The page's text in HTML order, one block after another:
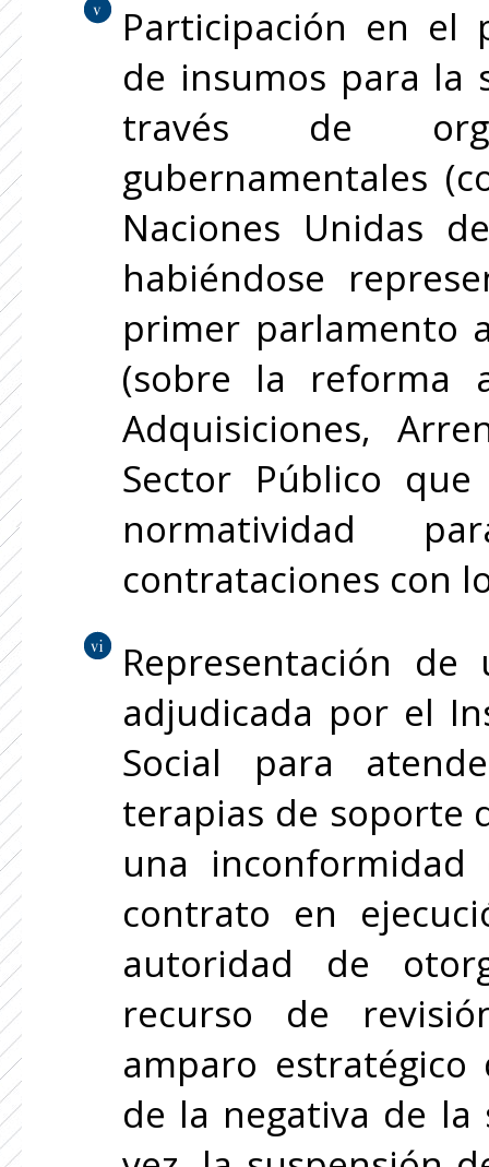
Participación en el
de insumos para la
través de
gubernamentales
Naciones Unidas
habiéndose
primer parlamento
(sobre la
Adquisiciones,
Sector Público
normatividad
contrataciones con
Representación
adjudicada por el
Social para
terapias de soporte
una
contrato en
autoridad de
recurso de
amparo
de la negativa de la